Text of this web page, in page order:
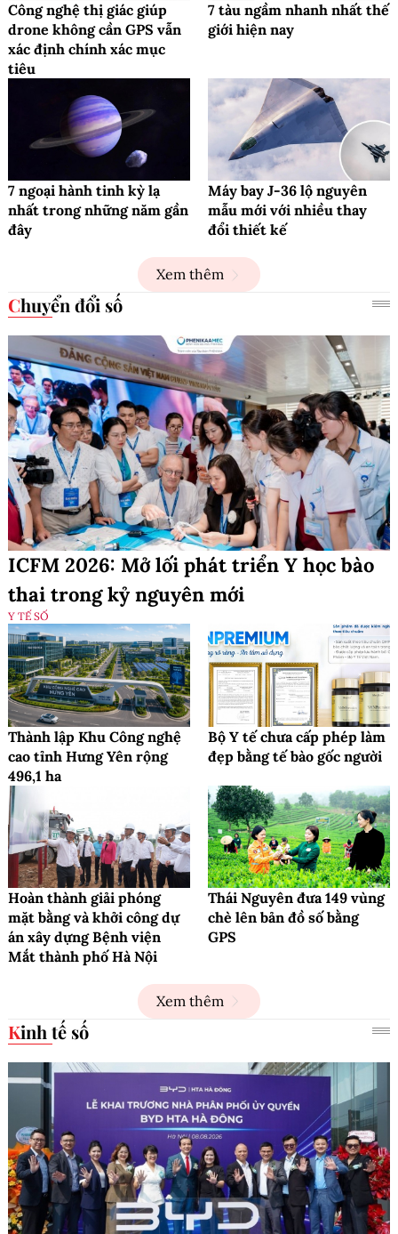
Công nghệ thị giác giúp
drone không cần GPS vẫn
xác định chính xác mục
tiêu
7 tàu ngầm nhanh nhất thế
giới hiện nay
7 ngoại hành tinh kỳ lạ
nhất trong những năm gần
đây
Máy bay J-36 lộ nguyên
mẫu mới với nhiều thay
đổi thiết kế
Xem thêm
Chuyển đổi số
ICFM 2026: Mở lối phát triển Y học bào
thai trong kỷ nguyên mới
Y TẾ SỐ
Thành lập Khu Công nghệ
cao tỉnh Hưng Yên rộng
496,1 ha
Bộ Y tế chưa cấp phép làm
đẹp bằng tế bào gốc người
Hoàn thành giải phóng
mặt bằng và khởi công dự
án xây dựng Bệnh viện
Mắt thành phố Hà Nội
Thái Nguyên đưa 149 vùng
chè lên bản đồ số bằng
GPS
Xem thêm
Kinh tế số